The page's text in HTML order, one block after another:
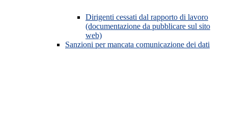
Dirigenti cessati dal rapporto di lavoro
(documentazione da pubblicare sul sito
web)
Sanzioni per mancata comunicazione dei dati